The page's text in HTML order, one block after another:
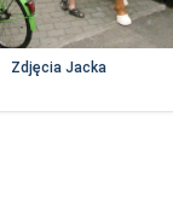
Zdjęcia Jacka